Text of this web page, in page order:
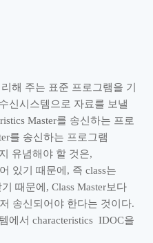
해 주는 표준 프로그램을 기
신시스템으로 자료를 보낼
Master를 송신하는 프로
를 송신하는 프로그램
유념해야 할 것은,
있기 때문에 , 즉 class는
때문에 , Class Master보다
송신되어야 한다는 것이다.
에서 characteristics IDOC을